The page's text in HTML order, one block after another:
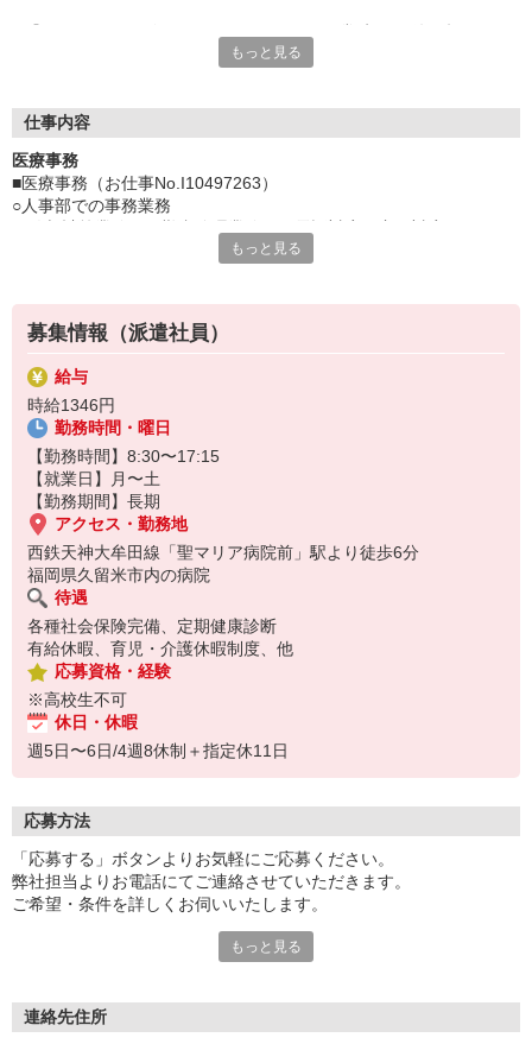
す！
有給休暇・育児介護休暇制度など、就業後の福利厚生もバッチリ
◎
現場で何か困ったことがあったとしても、専任コーディネーター
がフォローするので心配いりません。
です。
気になる方は、お気軽にご応募下さいね。
もっと見る
仕事内容
医療事務
■医療事務（お仕事No.I10497263）
○人事部での事務業務
・入退職処理業務 ・健康保険取得業務 ・採用業務他
フォローするので心配いりません。
業界大手ならではの、安心して続けられる環境がここにはありま
す！
もっと見る
募集情報（派遣社員）
給与
時給1346円
勤務時間・曜日
【勤務時間】8:30〜17:15
【就業日】月〜土
【勤務期間】長期
アクセス・勤務地
西鉄天神大牟田線「聖マリア病院前」駅より徒歩6分
福岡県久留米市内の病院
待遇
各種社会保険完備、定期健康診断
有給休暇、育児・介護休暇制度、他
応募資格・経験
※高校生不可
休日・休暇
週5日〜6日/4週8休制＋指定休11日
応募方法
「応募する」ボタンよりお気軽にご応募ください。
弊社担当よりお電話にてご連絡させていただきます。
ご希望・条件を詳しくお伺いいたします。
尚、ご不明な点がございましたら 0120-515-864 までお問い合わせ
もっと見る
連絡先住所